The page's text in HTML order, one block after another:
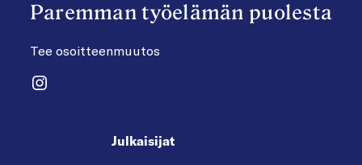
Paremman työelämän puolesta
Tee osoitteenmuutos
Instagram
Julkaisijat